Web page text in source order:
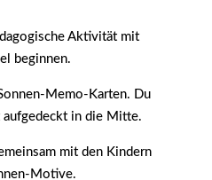
Aktivität mit
beginnen.
Memo-Karten. Du
aufgedeckt in die Mitte.
mit den Kindern
Motive.